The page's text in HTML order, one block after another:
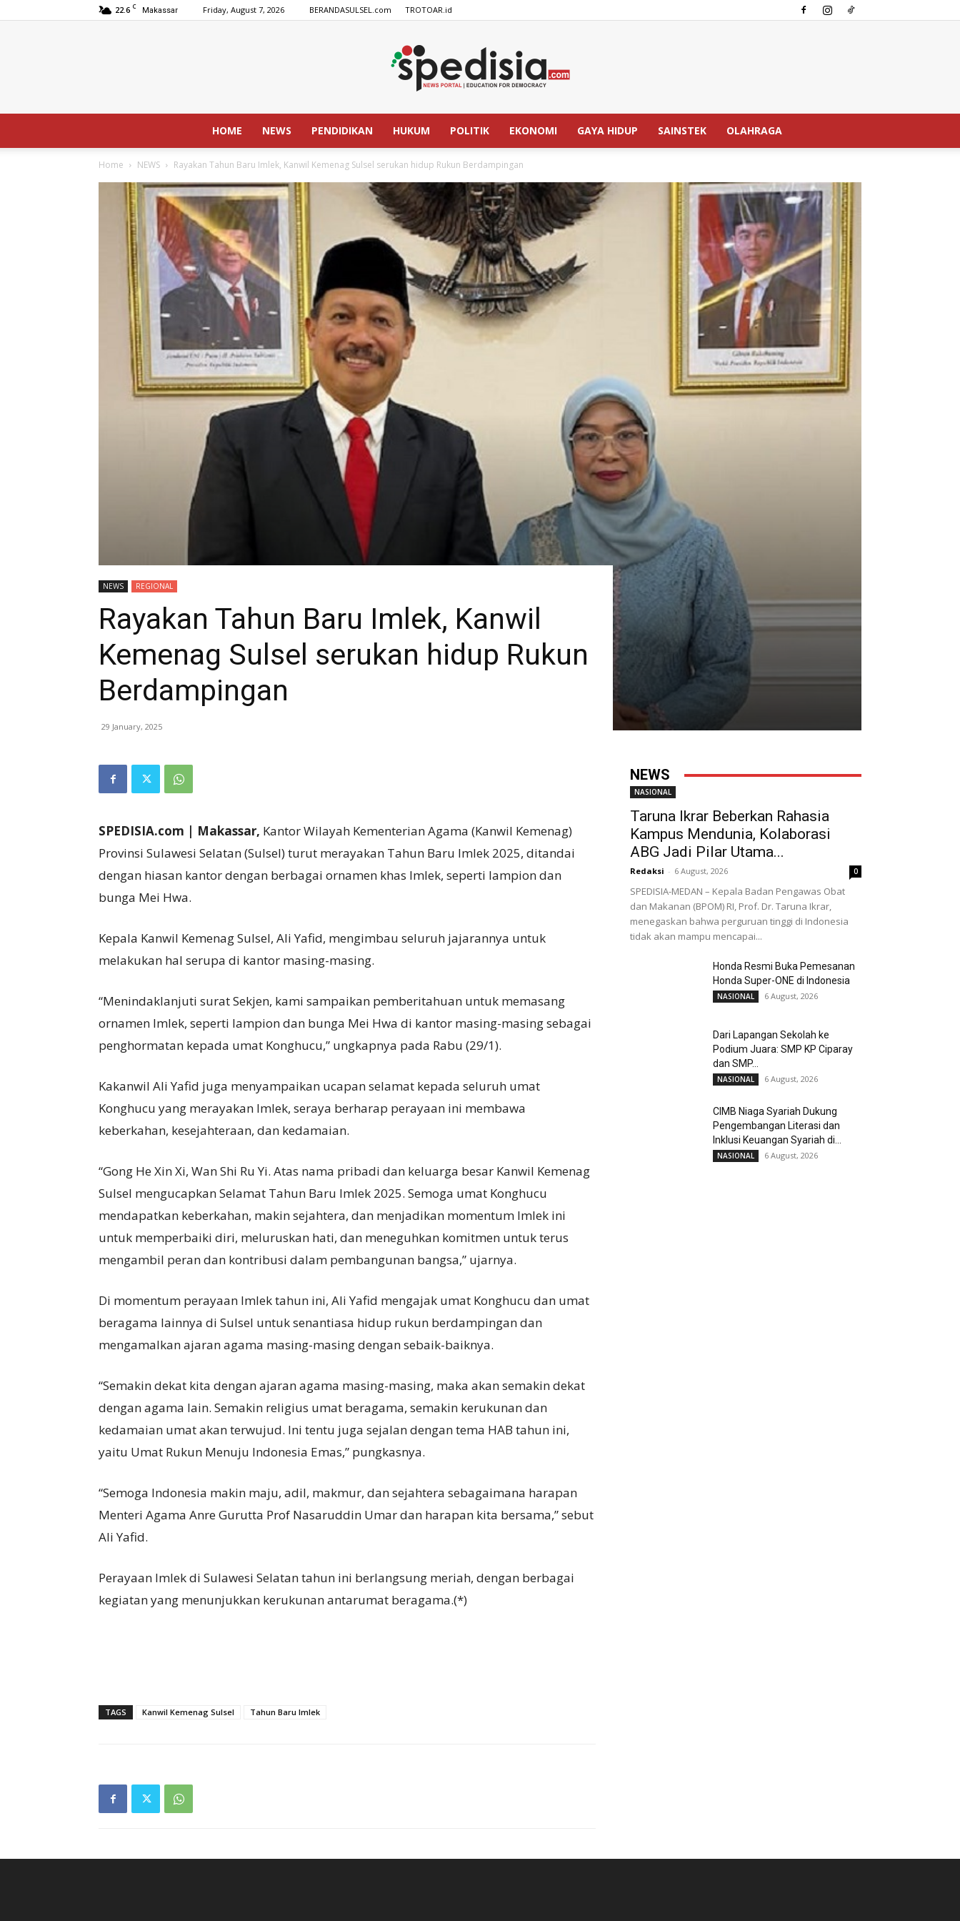
22.6 C Makassar Friday, August 7, 2026 BERANDASULSEL.com TROTOAR.id
SPEDISIA.com
HOME NEWS PENDIDIKAN HUKUM POLITIK EKONOMI GAYA HIDUP SAINSTEK OLAHRAGA
Home NEWS Rayakan Tahun Baru Imlek, Kanwil Kemenag Sulsel serukan hidup Rukun Berdampingan
NEWS REGIONAL
Rayakan Tahun Baru Imlek, Kanwil
Kemenag Sulsel serukan hidup Rukun
Berdampingan
29 January, 2025
SPEDISIA.com | Makassar, Kantor Wilayah Kementerian Agama (Kanwil Kemenag)
Provinsi Sulawesi Selatan (Sulsel) turut merayakan Tahun Baru Imlek 2025, ditandai
dengan hiasan kantor dengan berbagai ornamen khas Imlek, seperti lampion dan
bunga Mei Hwa.
Kepala Kanwil Kemenag Sulsel, Ali Yafid, mengimbau seluruh jajarannya untuk
melakukan hal serupa di kantor masing-masing.
“Menindaklanjuti surat Sekjen, kami sampaikan pemberitahuan untuk memasang
ornamen Imlek, seperti lampion dan bunga Mei Hwa di kantor masing-masing sebagai
penghormatan kepada umat Konghucu,” ungkapnya pada Rabu (29/1).
Kakanwil Ali Yafid juga menyampaikan ucapan selamat kepada seluruh umat
Konghucu yang merayakan Imlek, seraya berharap perayaan ini membawa
keberkahan, kesejahteraan, dan kedamaian.
“Gong He Xin Xi, Wan Shi Ru Yi. Atas nama pribadi dan keluarga besar Kanwil Kemenag
Sulsel mengucapkan Selamat Tahun Baru Imlek 2025. Semoga umat Konghucu
mendapatkan keberkahan, makin sejahtera, dan menjadikan momentum Imlek ini
untuk memperbaiki diri, meluruskan hati, dan meneguhkan komitmen untuk terus
mengambil peran dan kontribusi dalam pembangunan bangsa,” ujarnya.
Di momentum perayaan Imlek tahun ini, Ali Yafid mengajak umat Konghucu dan umat
beragama lainnya di Sulsel untuk senantiasa hidup rukun berdampingan dan
mengamalkan ajaran agama masing-masing dengan sebaik-baiknya.
“Semakin dekat kita dengan ajaran agama masing-masing, maka akan semakin dekat
dengan agama lain. Semakin religius umat beragama, semakin kerukunan dan
kedamaian umat akan terwujud. Ini tentu juga sejalan dengan tema HAB tahun ini,
yaitu Umat Rukun Menuju Indonesia Emas,” pungkasnya.
“Semoga Indonesia makin maju, adil, makmur, dan sejahtera sebagaimana harapan
Menteri Agama Anre Gurutta Prof Nasaruddin Umar dan harapan kita bersama,” sebut
Ali Yafid.
Perayaan Imlek di Sulawesi Selatan tahun ini berlangsung meriah, dengan berbagai
kegiatan yang menunjukkan kerukunan antarumat beragama.(*)
TAGS Kanwil Kemenag Sulsel Tahun Baru Imlek
NEWS
NASIONAL
Taruna Ikrar Beberkan Rahasia
Kampus Mendunia, Kolaborasi
ABG Jadi Pilar Utama...
Redaksi - 6 August, 2026 0
SPEDISIA-MEDAN – Kepala Badan Pengawas Obat
dan Makanan (BPOM) RI, Prof. Dr. Taruna Ikrar,
menegaskan bahwa perguruan tinggi di Indonesia
tidak akan mampu mencapai...
Honda Resmi Buka Pemesanan
Honda Super-ONE di Indonesia
NASIONAL 6 August, 2026
Dari Lapangan Sekolah ke
Podium Juara: SMP KP Ciparay
dan SMP...
NASIONAL 6 August, 2026
CIMB Niaga Syariah Dukung
Pengembangan Literasi dan
Inklusi Keuangan Syariah di...
NASIONAL 6 August, 2026